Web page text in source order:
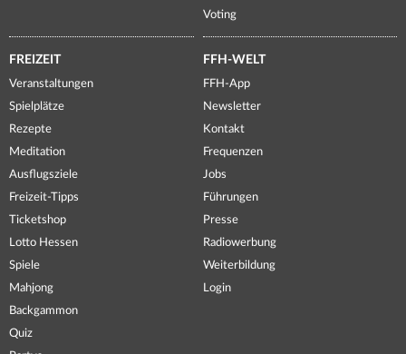
Voting
FREIZEIT
Veranstaltungen
Spielplätze
Rezepte
Meditation
Ausflugsziele
Freizeit-Tipps
Ticketshop
Lotto Hessen
Spiele
Mahjong
Backgammon
Quiz
FFH-WELT
FFH-App
Newsletter
Kontakt
Frequenzen
Jobs
Führungen
Presse
Radiowerbung
Weiterbildung
Login